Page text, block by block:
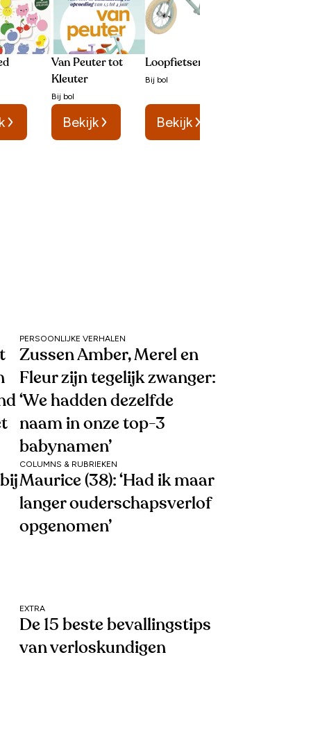
Van Peuter tot
Kleuter
Bij bol
Bekijk
Loopfietsen
Bij bol
Bekijk
PERSOONLIJKE VERHALEN
Zussen Amber, Merel en
Fleur zijn tegelijk zwanger:
‘We hadden dezelfde
naam in onze top-3
babynamen’
COLUMNS & RUBRIEKEN
Maurice (38): ‘Had ik maar
langer ouderschapsverlof
opgenomen’
EXTRA
De 15 beste bevallingstips
van verloskundigen